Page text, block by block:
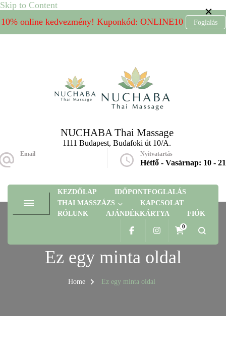
Skip to Content
10% online kedvezmény! Kuponkód: ONLINE10
Foglalás
NUCHABA Thai Massage
1111 Budapest, Budafoki út 10/A.
Email Nyitvatartás
Hétfő - Vasárnap: 10 - 21
KEZDŐLAP
IDŐPONTFOGLALÁS
THAI MASSZÁZS
KAPCSOLAT
RÓLUNK
AJÁNDÉKKÁRTYA FIÓK
0
Ez egy minta oldal
Home Ez egy minta oldal